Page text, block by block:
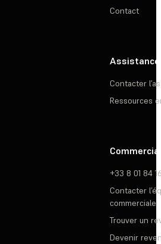
Contact
Assistance
Contacter
Ressources
Commercial
+33 8 01 84
Contacter
commerciale
Trouver un
Devenir